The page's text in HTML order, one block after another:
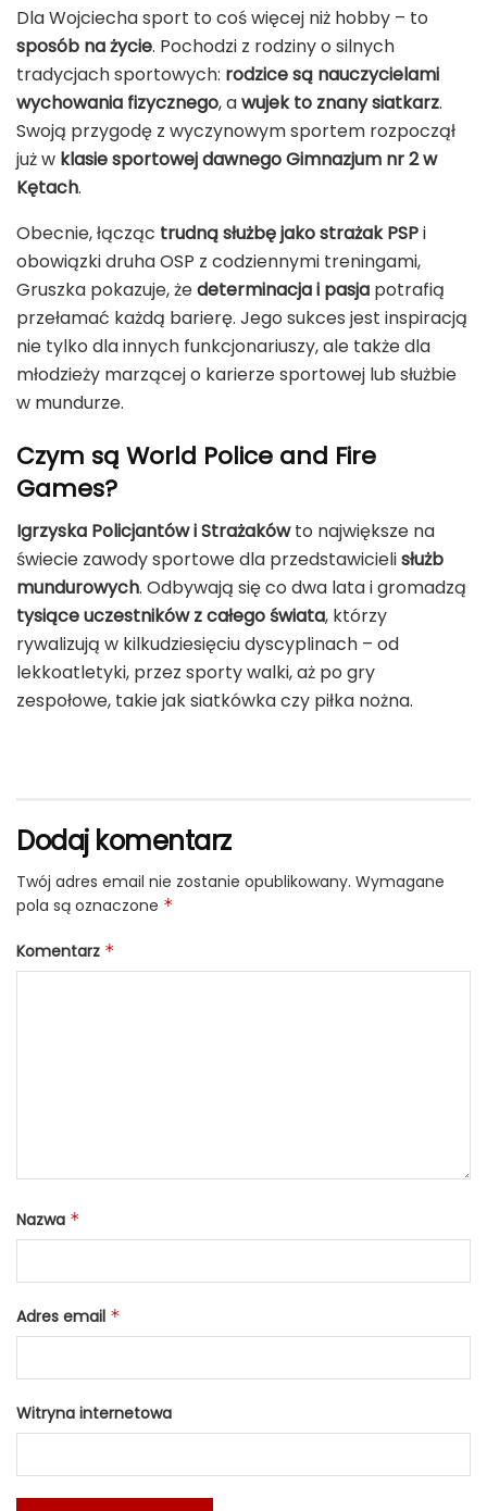
Dla Wojciecha sport to coś więcej niż hobby – to
sposób na życie. Pochodzi z rodziny o silnych
tradycjach sportowych: rodzice są nauczycielami
wychowania fizycznego, awujek to znany siatkarz.
Swoją przygodę z wyczynowym sportem rozpoczął
już w klasie sportowej dawnego Gimnazjum nr 2 w
Kętach.
Obecnie, łącząc trudną służbę jako strażak PSPi
obowiązki druha OSP z codziennymi treningami,
Gruszka pokazuje, żedeterminacja i pasja potrafią
przełamać każdą barierę. Jego sukces jest inspiracją
nie tylko dla innych funkcjonariuszy, ale także dla
młodzieży marzącej o karierze sportowej lub służbie
w mundurze.
Czym są World Police and Fire
Games?
Igrzyska Policjantów i Strażakówto największe na
świecie zawody sportowe dla przedstawicielisłużb
mundurowych. Odbywają się co dwa lata i gromadzą
tysiące uczestników z całego świata, którzy
rywalizują w kilkudziesięciu dyscyplinach – od
lekkoatletyki, przez sporty walki, aż po gry
zespołowe, takie jak siatkówka czy piłka nożna.
Dodaj komentarz
Twój adres email nie zostanie opublikowany. Wymagane
pola są oznaczone *
Komentarz *
Nazwa *
Adres email *
Witryna internetowa